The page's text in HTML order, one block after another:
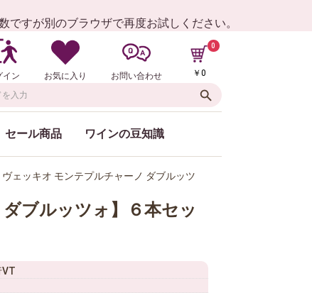
すが別のブラウザで再度お試しください。
イン お気に入り お問い合わせ
0
￥0
セール商品 ワインの豆知識
ェッキオ モンテプルチャーノ ダブルッツ
ブルッツォ】６本セッ
VT